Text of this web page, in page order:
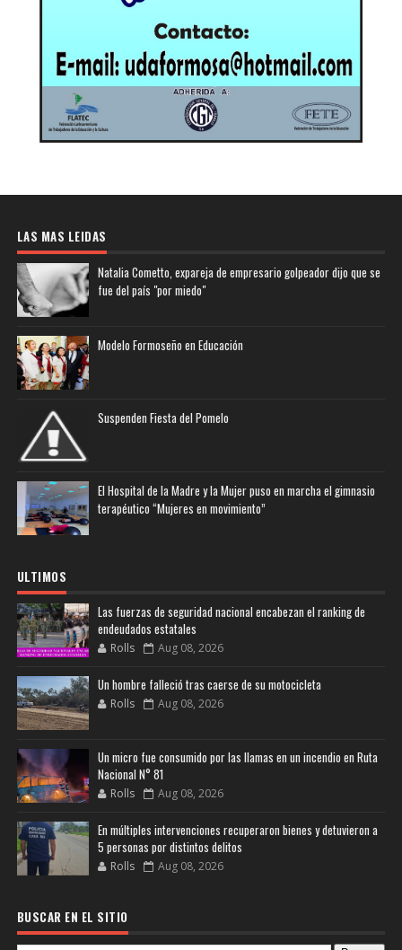
LAS MAS LEIDAS
Natalia Cometto, expareja de empresario golpeador dijo que se
fue del país "por miedo"
Modelo Formoseño en Educación
Suspenden Fiesta del Pomelo
El Hospital de la Madre y la Mujer puso en marcha el gimnasio
terapéutico “Mujeres en movimiento”
ULTIMOS
Las fuerzas de seguridad nacional encabezan el ranking de
endeudados estatales
Rolls Aug 08, 2026
Un hombre falleció tras caerse de su motocicleta
Rolls Aug 08, 2026
Un micro fue consumido por las llamas en un incendio en Ruta
Nacional N° 81
Rolls Aug 08, 2026
En múltiples intervenciones recuperaron bienes y detuvieron a
5 personas por distintos delitos
Rolls Aug 08, 2026
BUSCAR EN EL SITIO